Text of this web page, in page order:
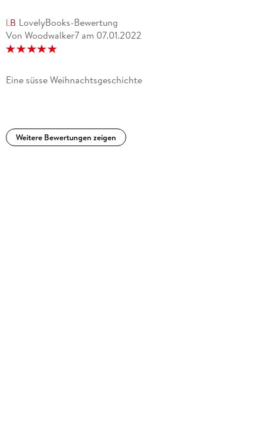
LovelyBooks-Bewertung
Von Woodwalker7 am 07.01.2022
Eine süsse Weihnachtsgeschichte
Weitere Bewertungen zeigen